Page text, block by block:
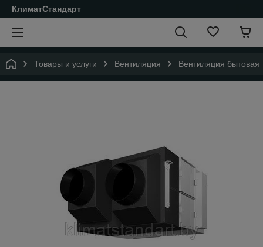
КлиматСтандарт
Товары и услуги Вентиляция Вентиляция бытовая